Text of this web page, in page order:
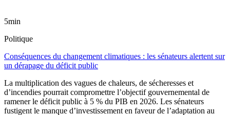
5min
Politique
Conséquences du changement climatiques : les sénateurs alertent sur
un dérapage du déficit public
La multiplication des vagues de chaleurs, de sécheresses et
d’incendies pourrait compromettre l’objectif gouvernemental de
ramener le déficit public à 5 % du PIB en 2026. Les sénateurs
fustigent le manque d’investissement en faveur de l’adaptation au